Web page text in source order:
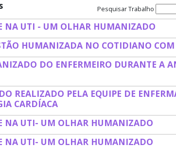
Pesquisar Trabalho
NA UTI - UM OLHAR HUMANIZADO
HUMANIZADA NO COTIDIANO COM
DO ENFERMEIRO DURANTE A
REALIZADO PELA EQUIPE DE
CARDÍACA
NA UTI- UM OLHAR HUMANIZADO
NA UTI- UM OLHAR HUMANIZADO